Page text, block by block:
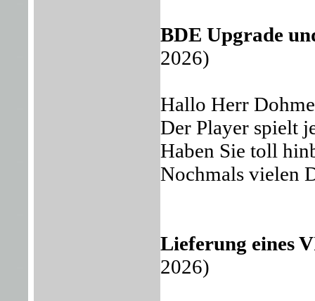
BDE Upgrade
2026)
Hallo Herr
Der Player spielt
Haben Sie toll
Nochmals vielen
Lieferung eines
2026)